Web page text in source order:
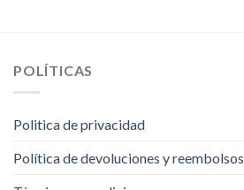
POLÍTICAS
Politica de privacidad
Política de devoluciones y reembolsos